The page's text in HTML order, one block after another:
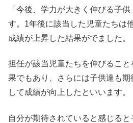
「今後、学力が大きく伸びる子
す。1年後に該当した児童たちは
成績が上昇した結果がでました。
担任が該当児童たちを伸びるこ
果でもあり、さらには子供達も
して成績が向上したといいます。
自分が期待されていると感じる